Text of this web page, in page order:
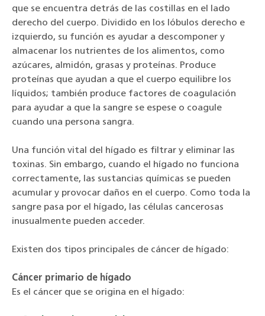
que se encuentra detrás de las costillas en el lado
derecho del cuerpo. Dividido en los lóbulos derecho e
izquierdo, su función es ayudar a descomponer y
almacenar los nutrientes de los alimentos, como
azúcares, almidón, grasas y proteínas. Produce
proteínas que ayudan a que el cuerpo equilibre los
líquidos; también produce factores de coagulación
para ayudar a que la sangre se espese o coagule
cuando una persona sangra.
Una función vital del hígado es filtrar y eliminar las
toxinas. Sin embargo, cuando el hígado no funciona
correctamente, las sustancias químicas se pueden
acumular y provocar daños en el cuerpo. Como toda la
sangre pasa por el hígado, las células cancerosas
inusualmente pueden acceder.
Existen dos tipos principales de cáncer de hígado:
Cáncer primario de hígado
Es el cáncer que se origina en el hígado: